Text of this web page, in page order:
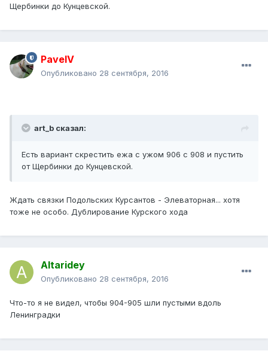
Щербинки до Кунцевской.
PavelV
Опубликовано 28 сентября, 2016
art_b сказал:
Есть вариант скрестить ежа с ужом 906 с 908 и пустить
от Щербинки до Кунцевской.
Ждать связки Подольских Курсантов - Элеваторная... хотя
тоже не особо. Дублирование Курского хода
Altaridey
Опубликовано 28 сентября, 2016
Что-то я не видел, чтобы 904-905 шли пустыми вдоль
Ленинградки